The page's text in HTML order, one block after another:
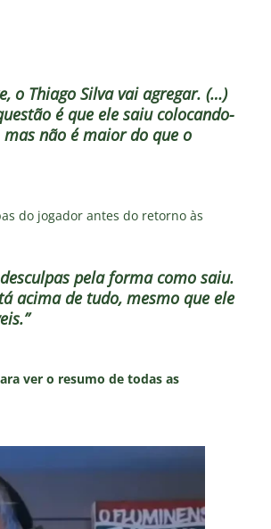
o Thiago Silva vai agregar. (…)
é que ele saiu colocando-
não é maior do que o
do jogador antes do retorno às
pela forma como saiu.
acima de tudo, mesmo que ele
ver o resumo de todas as